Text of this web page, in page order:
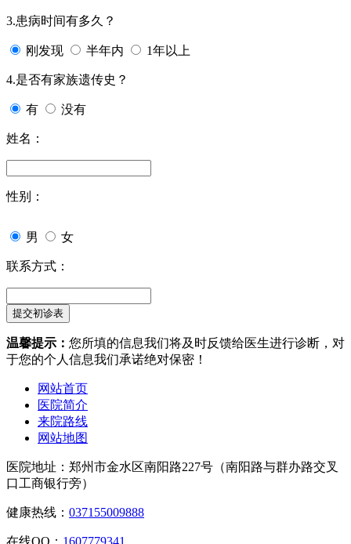
3.患病时间有多久？
刚发现 半年内 1年以上
4.是否有家族遗传史？
有 没有
姓名：
性别：
男 女
联系方式：
温馨提示： 您所填的信息我们将及时反馈给医生进行诊断，对
于您的个人信息我们承诺绝对保密！
网站首页
医院简介
来院路线
网站地图
医院地址：郑州市金水区南阳路227号（南阳路与群办路交叉
口工商银行旁）
健康热线： 037155009888